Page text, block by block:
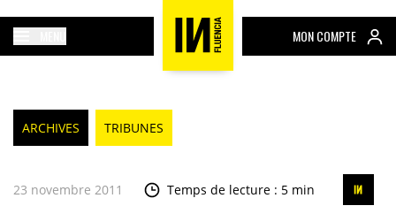
MON COMPTE
ARCHIVES TRIBUNES
23 novembre 2011 Temps de lecture : 5 min